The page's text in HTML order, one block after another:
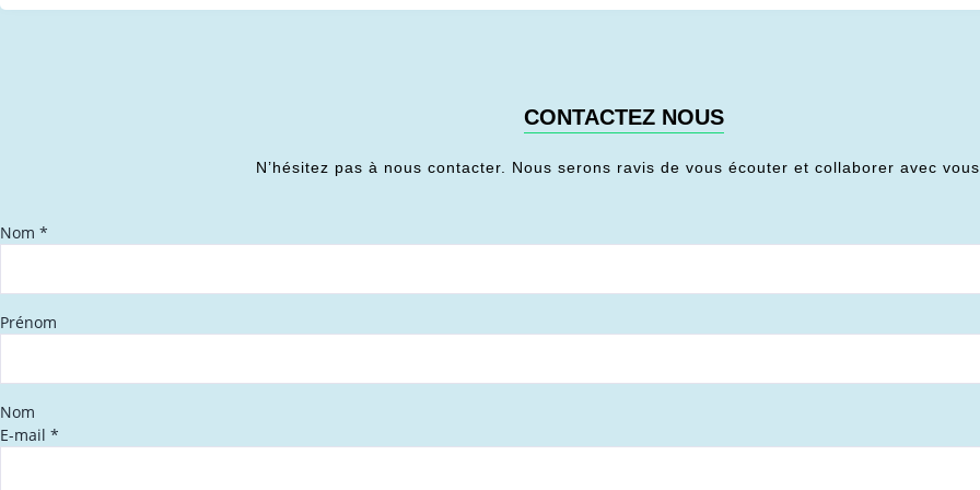
CONTACTEZ NOUS
N’hésitez pas à nous contacter. Nous serons ravis de vous écouter et collaborer avec
Nom *
Prénom
Nom
E-mail *